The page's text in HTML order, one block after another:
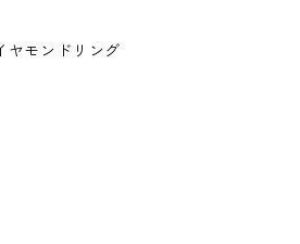
モンドリング